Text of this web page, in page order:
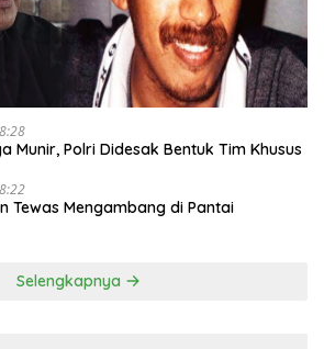
Munir, Polri Didesak Bentuk Tim Khusus
Tewas Mengambang di Pantai
Selengkapnya